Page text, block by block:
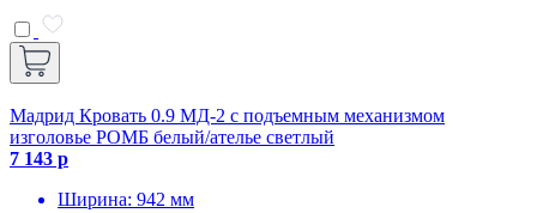
Мадрид Кровать 0.9 МД-2 с подъемным механизмом
изголовье РОМБ белый/ателье светлый
7 143 р
Ширина: 942 мм